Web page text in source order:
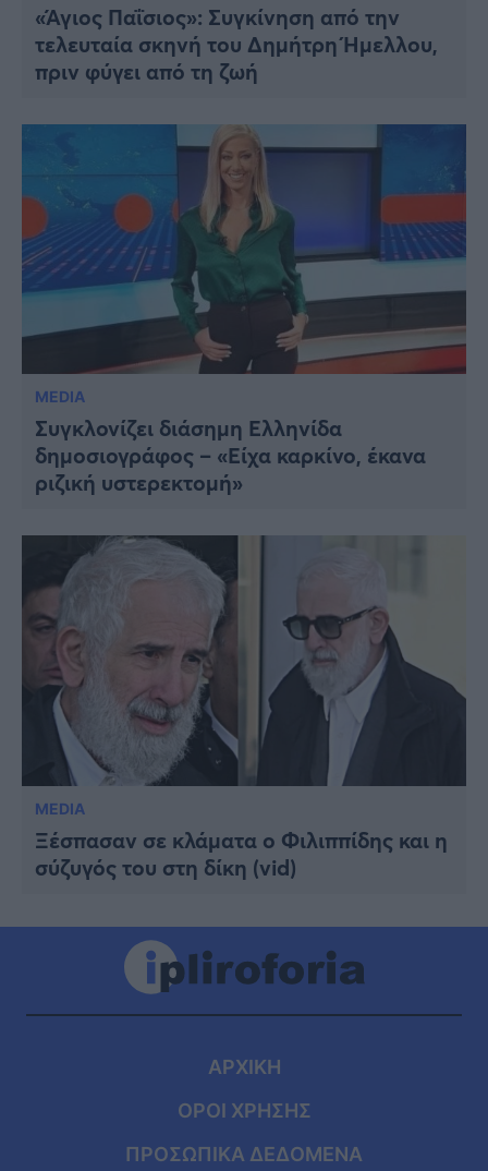
«Άγιος Παΐσιος»: Συγκίνηση από την
τελευταία σκηνή του Δημήτρη Ήμελλου,
πριν φύγει από τη ζωή
MEDIA
Συγκλονίζει διάσημη Ελληνίδα
δημοσιογράφος – «Είχα καρκίνο, έκανα
ριζική υστερεκτομή»
MEDIA
Ξέσπασαν σε κλάματα ο Φιλιππίδης και η
σύζυγός του στη δίκη (vid)
ΑΡΧΙΚΗ
ΟΡΟΙ ΧΡΗΣΗΣ
ΠΡΟΣΩΠΙΚΑ ΔΕΔΟΜΕΝΑ